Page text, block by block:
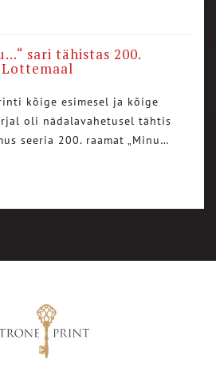
sari tähistas 200.
kõige esimesel ja kõige
oli nädalavahetusel tähtis
seeria 200. raamat „Minu…